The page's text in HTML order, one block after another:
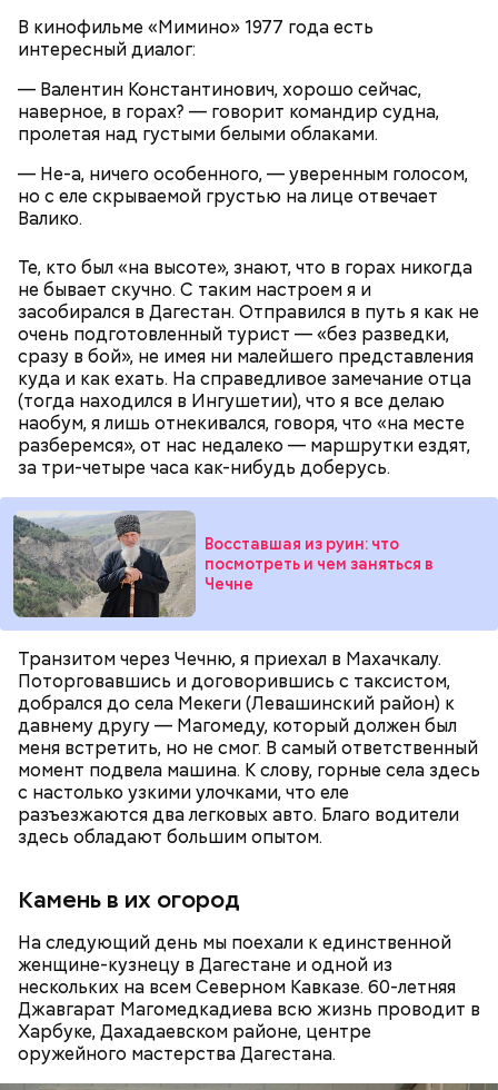
В кинофильме «Мимино» 1977 года есть
интересный диалог:
— Валентин Константинович, хорошо сейчас,
наверное, в горах? — говорит командир судна,
пролетая над густыми белыми облаками.
— Не-а, ничего особенного, — уверенным голосом,
но с еле скрываемой грустью на лице отвечает
Валико.
Те, кто был «на высоте», знают, что в горах никогда
не бывает скучно. С таким настроем я и
засобирался в Дагестан. Отправился в путь я как не
очень подготовленный турист — «без разведки,
сразу в бой», не имея ни малейшего представления
куда и как ехать. На справедливое замечание отца
(тогда находился в Ингушетии), что я все делаю
наобум, я лишь отнекивался, говоря, что «на месте
разберемся», от нас недалеко — маршрутки ездят,
за три-четыре часа как-нибудь доберусь.
Восставшая из руин: что
посмотреть и чем заняться в
Чечне
Транзитом через Чечню, я приехал в Махачкалу.
Поторговавшись и договорившись с таксистом,
добрался до села Мекеги (Левашинский район) к
давнему другу — Магомеду, который должен был
меня встретить, но не смог. В самый ответственный
момент подвела машина. К слову, горные села здесь
с настолько узкими улочками, что еле
разъезжаются два легковых авто. Благо водители
здесь обладают большим опытом.
Камень в их огород
На следующий день мы поехали к единственной
женщине-кузнецу в Дагестане и одной из
нескольких на всем Северном Кавказе. 60-летняя
Джавгарат Магомедкадиева всю жизнь проводит в
Харбуке, Дахадаевском районе, центре
оружейного мастерства Дагестана.
Для зажарки (по желанию):
лук;
морковь;
томаты.